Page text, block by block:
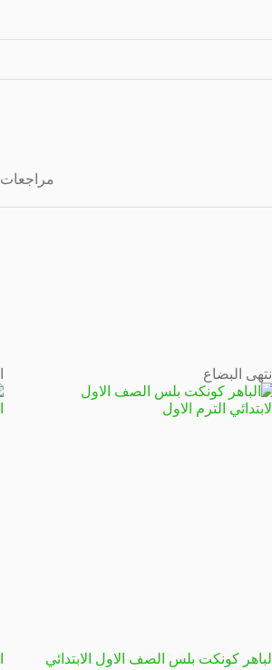
مراجعات
انتهى البضاع
الباهر كونكت بلس الصف الاول الابتدائي